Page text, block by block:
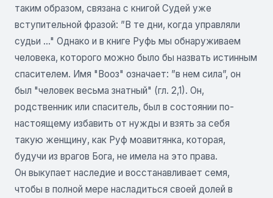
таким образом, связана с книгой Судей уже
вступительной фразой: ”В те дни, когда управляли
судьи ..." Однако и в книге Руфь мы обнаруживаем
человека, которого можно было бы назвать истинным
спасителем. Имя "Вооз" означает: ”в нем сила”, он
был "человек весьма знатный" (гл. 2,1). Он,
родственник или спаситель, был в состоянии по-
настоящему избавить от нужды и взять за себя
такую женщину, как Руф моавитянка, которая,
будучи из врагов Бога, не имела на это права.
Он выкупает наследие и восстанавливает семя,
чтобы в полной мере насладиться своей долей в